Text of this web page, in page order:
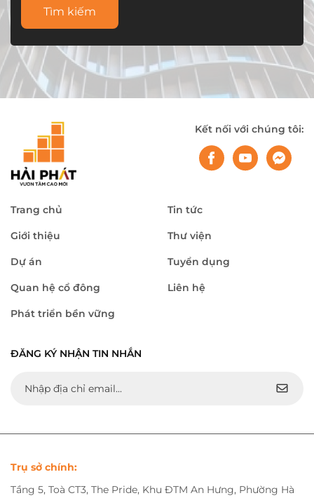
Tìm kiếm
Kết nối với chúng tôi:
Trang chủ
Giới thiệu
Dự án
Quan hệ cổ đông
Phát triển bền vững
Tin tức
Thư viện
Tuyển dụng
Liên hệ
ĐĂNG KÝ NHẬN TIN NHẮN
Trụ sở chính:
Tầng 5, Toà CT3, The Pride, Khu ĐTM An Hưng, Phường Hà